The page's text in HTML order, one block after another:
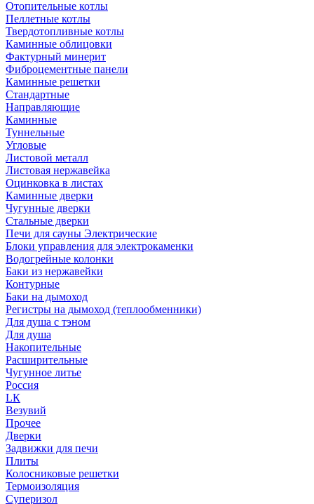
Отопительные котлы
Пеллетные котлы
Твердотопливные котлы
Каминные облицовки
Фактурный минерит
Фиброцементные панели
Каминные решетки
Стандартные
Направляющие
Каминные
Туннельные
Угловые
Листовой металл
Листовая нержавейка
Оцинковка в листах
Каминные дверки
Чугунные дверки
Стальные дверки
Печи для сауны Электрические
Блоки управления для электрокаменки
Водогрейные колонки
Баки из нержавейки
Контурные
Баки на дымоход
Регистры на дымоход (теплообменники)
Для душа с тэном
Для душа
Накопительные
Расширительные
Чугунное литье
Россия
LК
Везувий
Прочее
Дверки
Задвижки для печи
Плиты
Колосниковые решетки
Термоизоляция
Суперизол